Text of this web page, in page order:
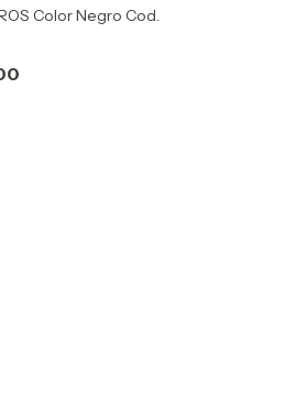
Color Negro Cod.